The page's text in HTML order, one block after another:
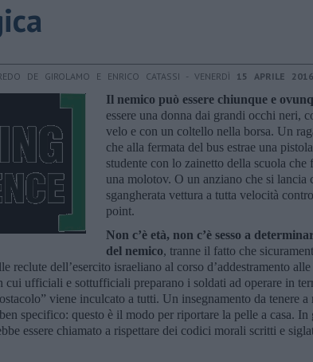
DE GIROLAMO E ENRICO CATASSI - VENERDÌ 15 APRILE 2016
Il nemico può essere chiunque e
essere una donna dai grandi occhi neri,
velo e con un coltello nella borsa. Un
che alla fermata del bus estrae una
studente con lo zainetto della scuola che
una molotov. O un anziano che si lancia
sgangherata vettura a tutta velocità
point.
Non c’è età, non c’è sesso a
del nemico, tranne il fatto che
reclute dell’esercito israeliano al corso d’addestramento
cui ufficiali e sottufficiali preparano i soldati ad operare in
viene inculcato a tutti. Un insegnamento da tenere a
specifico: questo è il modo per riportare la pelle a casa. In
essere chiamato a rispettare dei codici morali scritti e